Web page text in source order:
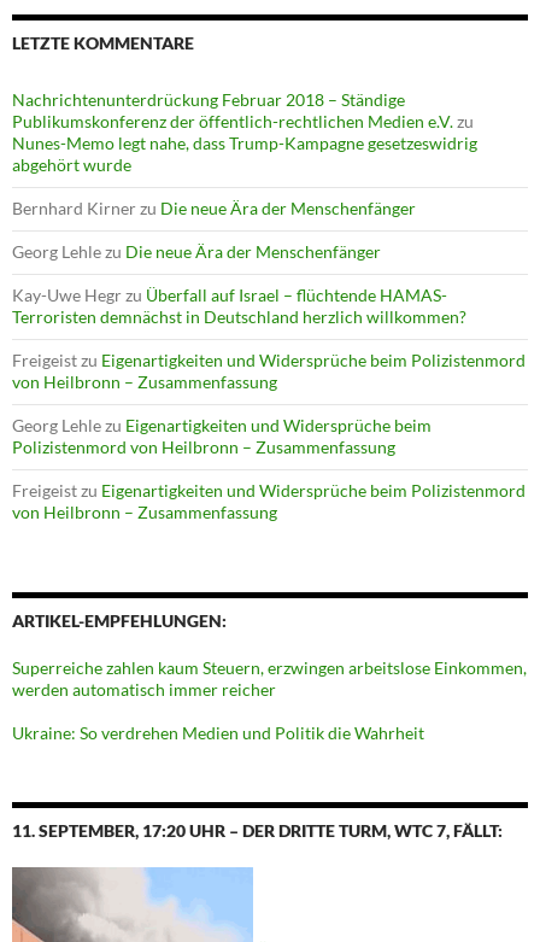
LETZTE KOMMENTARE
Nachrichtenunterdrückung Februar 2018 – Ständige
Publikumskonferenz der öffentlich-rechtlichen Medien e.V.zu
Nunes-Memo legt nahe, dass Trump-Kampagne gesetzeswidrig
abgehört wurde
Bernhard Kirnerzu Die neue Ära der Menschenfänger
Georg Lehlezu Die neue Ära der Menschenfänger
Kay-Uwe Hegrzu Überfall auf Israel – flüchtende HAMAS-
Terroristen demnächst in Deutschland herzlich willkommen?
Freigeistzu Eigenartigkeiten und Widersprüche beim Polizistenmord
von Heilbronn – Zusammenfassung
Georg Lehlezu Eigenartigkeiten und Widersprüche beim
Polizistenmord von Heilbronn – Zusammenfassung
Freigeistzu Eigenartigkeiten und Widersprüche beim Polizistenmord
von Heilbronn – Zusammenfassung
ARTIKEL-EMPFEHLUNGEN:
Superreiche zahlen kaum Steuern, erzwingen arbeitslose Einkommen,
werden automatisch immer reicher
Ukraine: So verdrehen Medien und Politik die Wahrheit
11. SEPTEMBER, 17:20 UHR – DER DRITTE TURM, WTC 7, FÄLLT: